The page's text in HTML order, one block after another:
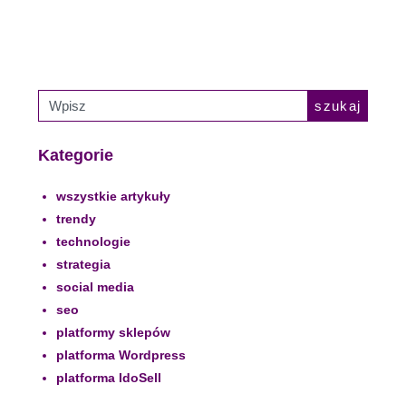
szukaj
Kategorie
wszystkie artykuły
trendy
technologie
strategia
social media
seo
platformy sklepów
platforma Wordpress
platforma IdoSell